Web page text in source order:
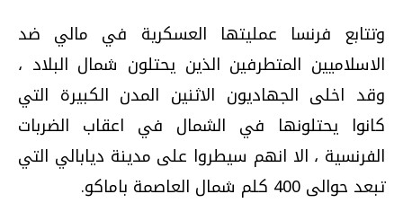
وتتابع فرنسا عمليتها العسكرية في مالي ضد
الاسلاميين المتطرفين الذين يحتلون شمال البلاد ،
وقد اخلى الجهاديون الاثنين المدن الكبيرة التي
كانوا يحتلونها في الشمال في اعقاب الضربات
الفرنسية ، الا انهم سيطروا على مدينة ديابالي التي
تبعد حوالى 400 كلم شمال العاصمة باماكو.